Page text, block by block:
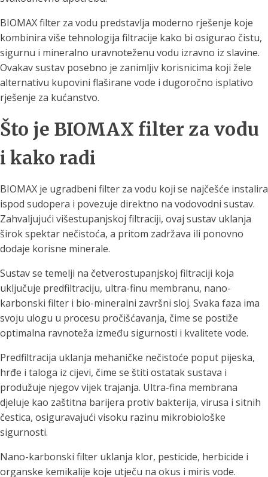
BIOMAX filter za vodu predstavlja moderno rješenje koje
kombinira više tehnologija filtracije kako bi osigurao čistu,
sigurnu i mineralno uravnoteženu vodu izravno iz slavine.
Ovakav sustav posebno je zanimljiv korisnicima koji žele
alternativu kupovini flaširane vode i dugoročno isplativo
rješenje za kućanstvo.
Što je BIOMAX filter za vodu
i kako radi
BIOMAX je ugradbeni filter za vodu koji se najčešće instalira
ispod sudopera i povezuje direktno na vodovodni sustav.
Zahvaljujući višestupanjskoj filtraciji, ovaj sustav uklanja
širok spektar nečistoća, a pritom zadržava ili ponovno
dodaje korisne minerale.
Sustav se temelji na četverostupanjskoj filtraciji koja
uključuje predfiltraciju, ultra-finu membranu, nano-
karbonski filter i bio-mineralni završni sloj. Svaka faza ima
svoju ulogu u procesu pročišćavanja, čime se postiže
optimalna ravnoteža između sigurnosti i kvalitete vode.
Predfiltracija uklanja mehaničke nečistoće poput pijeska,
hrđe i taloga iz cijevi, čime se štiti ostatak sustava i
produžuje njegov vijek trajanja. Ultra-fina membrana
djeluje kao zaštitna barijera protiv bakterija, virusa i sitnih
čestica, osiguravajući visoku razinu mikrobiološke
sigurnosti.
Nano-karbonski filter uklanja klor, pesticide, herbicide i
organske kemikalije koje utječu na okus i miris vode.